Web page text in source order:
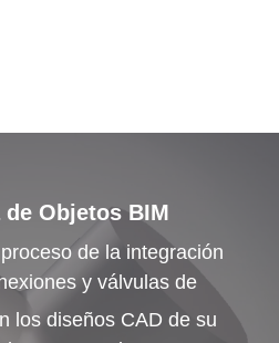
Objetos BIM
de la integración
y válvulas de
los diseños CAD de su